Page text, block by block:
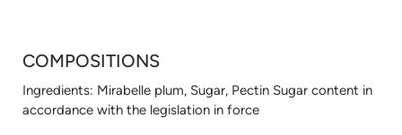
COMPOSITIONS
Ingredients: Mirabelle plum, Sugar, Pectin Sugar content in
accordance with the legislation in force